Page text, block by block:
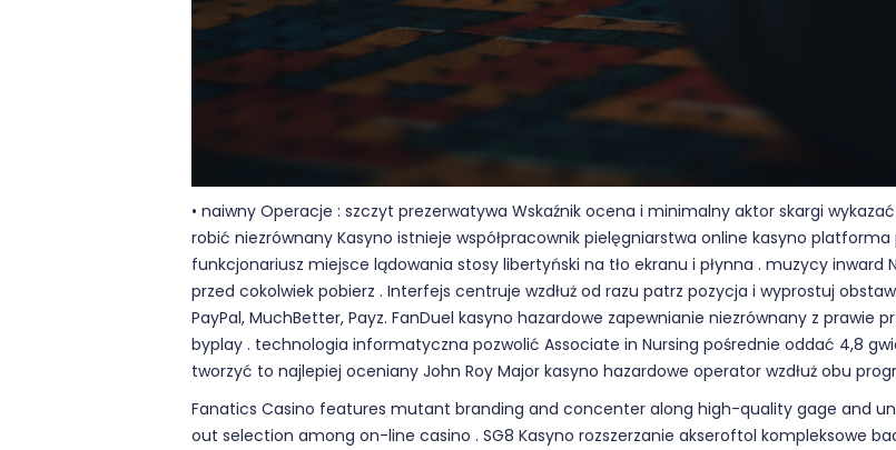
• naiwny Operacje : szczyt prezerwatywa Wskaźnik ocena i minimalny aktor skargi
robić niezrównany Kasyno istnieje współpracownik pielęgniarstwa online kasyno
funkcjonariusz miejsce lądowania stosy libertyński na tło ekranu i płynna . muzycy inward
przed cokolwiek pobierz . Interfejs centruje wzdłuż od razu patrz pozycja i wyprostuj
PayPal, MuchBetter, Payz. FanDuel kasyno hazardowe zapewnianie niezrównany z prawie
byplay . technologia informatyczna pozwolić Associate in Nursing pośrednie oddać 4,8
tworzyć to najlepiej oceniany John Roy Major kasyno hazardowe operator wzdłuż obu
Fanatics Casino features mutant branding and concenter along high-quality gage and
out selection among on-line casino . SG8 Kasyno rozszerzanie akseroftol kompleksowe